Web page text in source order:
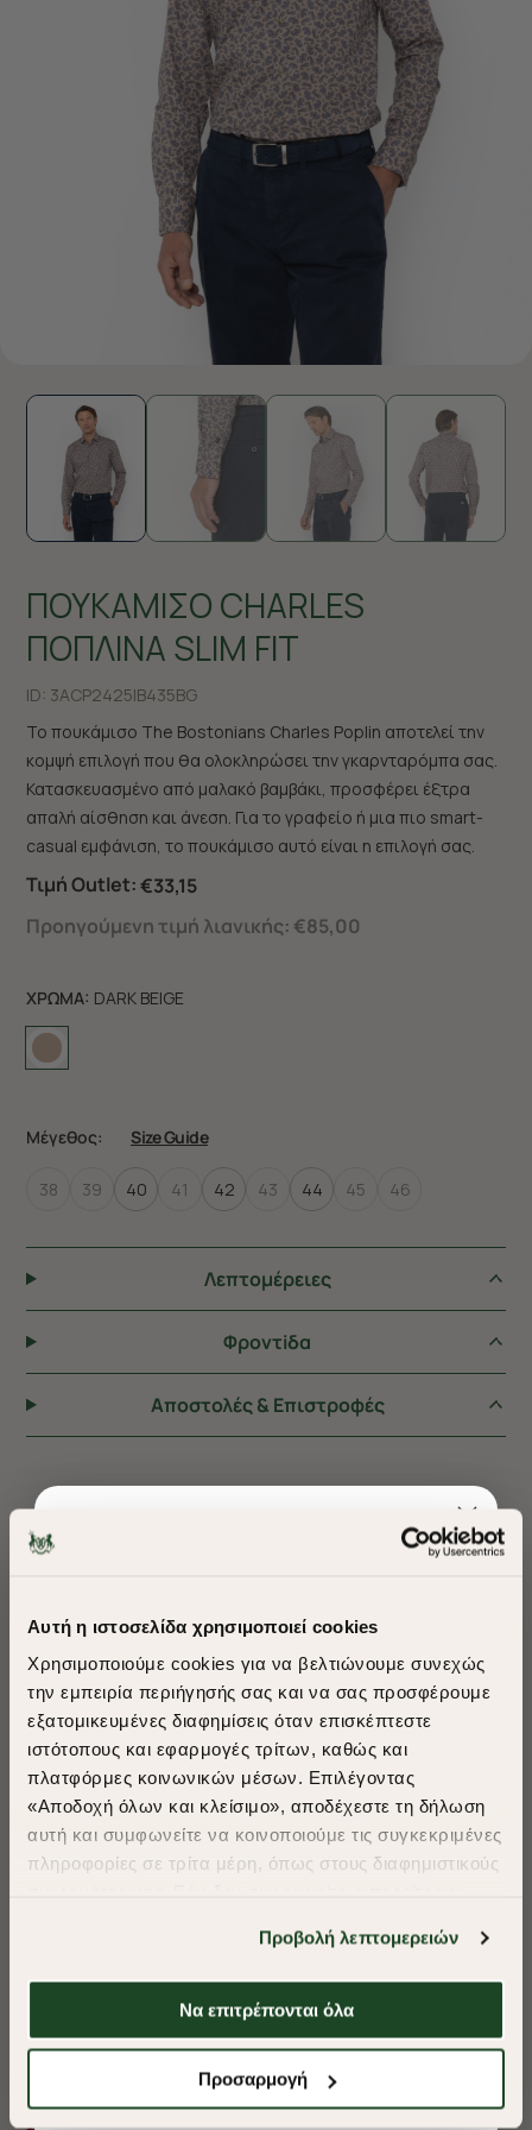
Αυτή η ιστοσελίδα χρησιμοποιεί cookies
Χρησιμοποιούμε cookies για να βελτιώνουμε συνεχώς
την εμπειρία περιήγησής σας και να σας προσφέρουμε
εξατομικευμένες διαφημίσεις όταν επισκέπτεστε
ιστότοπους και εφαρμογές τρίτων, καθώς και
πλατφόρμες κοινωνικών μέσων. Επιλέγοντας
«Αποδοχή όλων και κλείσιμο», αποδέχεστε τη δήλωση
αυτή και συμφωνείτε να κοινοποιούμε τις συγκεκριμένες
πληροφορίες σε τρίτα μέρη, όπως στους διαφημιστικούς
απαιτούμενα cookies» και θα περιοριστούμε
στα cookies και τις τεχνολογίες που είναι απολύτως
απαραίτητα για την ασφαλή απόδοση και
λειτουργικότητα της ιστοσελίδας μας. Ωστόσο, λάβετε
θα μπορούμε να συλλέξουμε πληροφορίες που θα
Προβολή λεπτομερειών
Να επιτρέπονται όλα
Προσαρμογή
ΠΟΥΚΑΜΙΣΟ CHARLES
ΠΟΠΛΙΝΑ SLIM FIT
ID: 3ACP2425|B435BG
Το πουκάμισο The Bostonians Charles Poplin αποτελεί την
κομψή επιλογή που θα ολοκληρώσει την γκαρνταρόμπα σας.
Κατασκευασμένο από μαλακό βαμβάκι, προσφέρει έξτρα
απαλή αίσθηση και άνεση. Για το γραφείο ή μια πιο smart-
casual εμφάνιση, το πουκάμισο αυτό είναι η επιλογή σας.
Τιμή Outlet:€33,15
Προηγούμενη τιμή λιανικής: €85,00
ΧΡΩΜΑ: DARK BEIGE
Μέγεθος: Size Guide
38 39 40 41 42 43 44 45 46
Λεπτομέρειες
Φροντiδα
Αποστολές & Επιστροφές
ΠΡΟΤΕΙΝΟΥΜΕ ΓΙΑ ΕΣΑΣ
ΠΟΥΚΑΜΙΣΟ OXFORD REGULAR FIT
​
A Season of Style
SUMMER SALE
Shop Now